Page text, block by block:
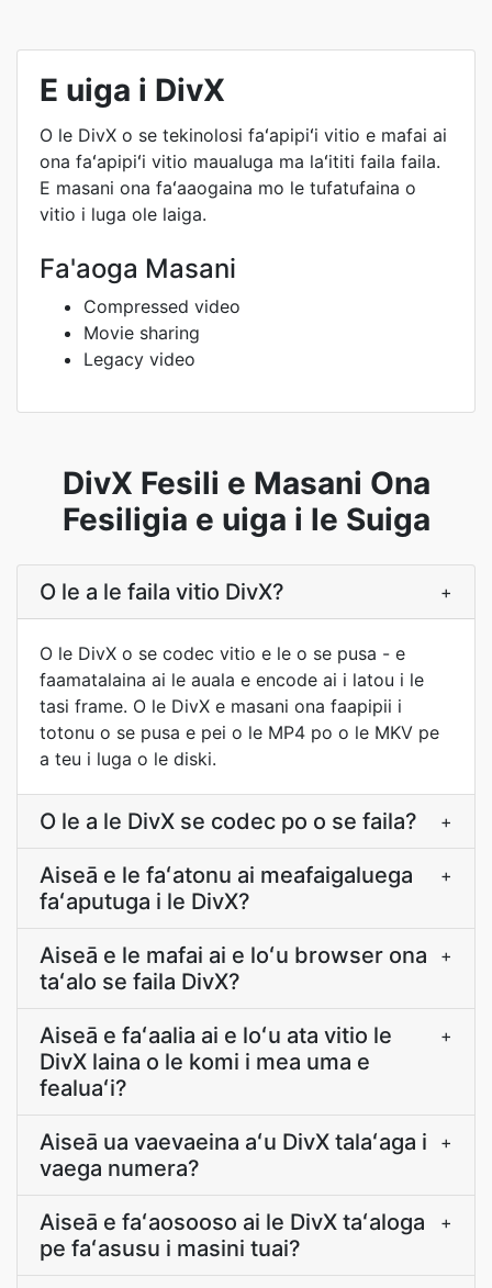
E uiga i DivX
O le DivX o se tekinolosi faʻapipiʻi vitio e mafai ai
ona faʻapipiʻi vitio maualuga ma laʻititi faila faila.
E masani ona faʻaaogaina mo le tufatufaina o
vitio i luga ole laiga.
Fa'aoga Masani
Compressed video
Movie sharing
Legacy video
DivX Fesili e Masani Ona
Fesiligia e uiga i le Suiga
O le a le faila vitio DivX? +
O le DivX o se codec vitio e le o se pusa - e
faamatalaina ai le auala e encode ai i latou i le
tasi frame. O le DivX e masani ona faapipii i
totonu o se pusa e pei o le MP4 po o le MKV pe
a teu i luga o le diski.
O le a le DivX se codec po o se faila? +
Aiseā e le faʻatonu ai meafaigaluega
faʻaputuga i le DivX?
+
Aiseā e le mafai ai e loʻu browser ona
taʻalo se faila DivX?
+
Aiseā e faʻaalia ai e loʻu ata vitio le
DivX laina o le komi i mea uma e
fealuaʻi?
+
Aiseā ua vaevaeina aʻu DivX talaʻaga i
vaega numera?
+
Aiseā e faʻaosooso ai le DivX taʻaloga
pe faʻasusu i masini tuai?
+